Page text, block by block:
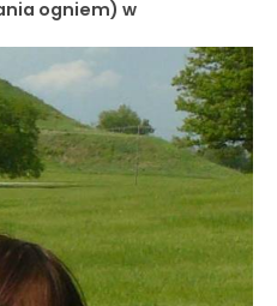
ogniem) w